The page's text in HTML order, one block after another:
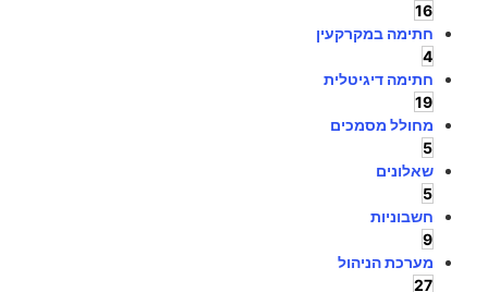
16
חתימה במקרקעין
4
חתימה דיגיטלית
19
מחולל מסמכים
5
שאלונים
5
חשבוניות
9
מערכת הניהול
27